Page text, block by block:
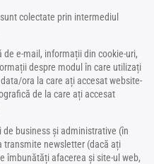
colectate prin intermediul
e-mail, informații din cookie-uri,
despre modul în care utilizați
ora la care ați accesat website-
de la care ați accesat
business și administrative (în
transmite newsletter (dacă ați
îmbunătăți afacerea și site-ul web,